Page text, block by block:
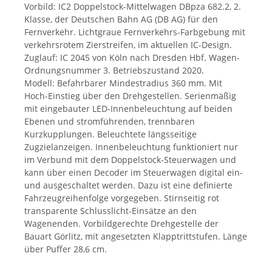
Vorbild: IC2 Doppelstock-Mittelwagen DBpza 682.2, 2.
Klasse, der Deutschen Bahn AG (DB AG) für den
Fernverkehr. Lichtgraue Fernverkehrs-Farbgebung mit
verkehrsrotem Zierstreifen, im aktuellen IC-Design.
Zuglauf: IC 2045 von Köln nach Dresden Hbf. Wagen-
Ordnungsnummer 3. Betriebszustand 2020.
Modell: Befahrbarer Mindestradius 360 mm. Mit
Hoch-Einstieg über den Drehgestellen. Serienmäßig
mit eingebauter LED-Innenbeleuchtung auf beiden
Ebenen und stromführenden, trennbaren
Kurzkupplungen. Beleuchtete längsseitige
Zugzielanzeigen. Innenbeleuchtung funktioniert nur
im Verbund mit dem Doppelstock-Steuerwagen und
kann über einen Decoder im Steuerwagen digital ein-
und ausgeschaltet werden. Dazu ist eine definierte
Fahrzeugreihenfolge vorgegeben. Stirnseitig rot
transparente Schlusslicht-Einsätze an den
Wagenenden. Vorbildgerechte Drehgestelle der
Bauart Görlitz, mit angesetzten Klapptrittstufen. Länge
über Puffer 28,6 cm.